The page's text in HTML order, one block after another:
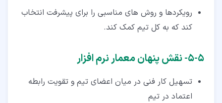
رویکردها و روش های مناسبی را برای پیشرفت انتخاب
کند که به کل تیم کمک کند.
۵‏-‏۵‏- نقش پنهان معمار نرم افزار
تسهیل کار فنی در میان اعضای تیم و تقویت رابطه
اعتماد در تیم